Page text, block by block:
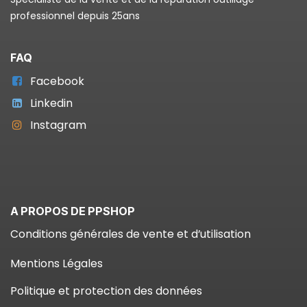
professionnel depuis 25ans
FAQ
Facebook
Linkedin
Instagram
A PROPOS DE PPSHOP
Conditions générales de vente et d’utilisation
Mentions Légales
Politique et protection des données